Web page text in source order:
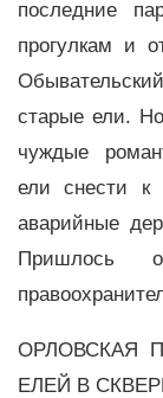
последние
прогулкам и
старые ели.
чуждые
ели снести к
аварийные
Пришлось
ОРЛОВСКАЯ
ЕЛЕЙ В